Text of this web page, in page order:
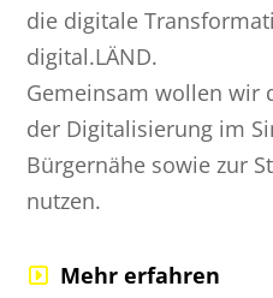
die digitale
digital.LÄND.
Gemeinsam wollen wir
der Digitalisierung im
Bürgernähe sowie zur
nutzen.
Mehr erfahren